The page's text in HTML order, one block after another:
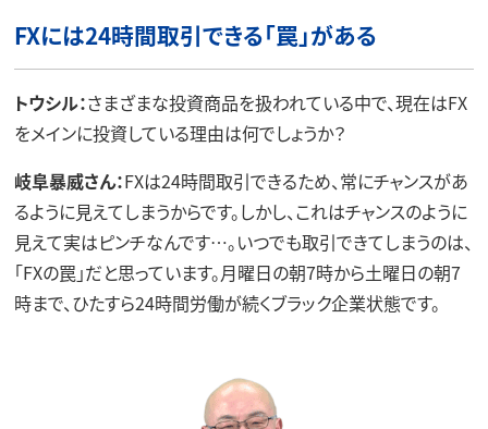
FXには24時間取引できる「罠」がある
トウシル：さまざまな投資商品を扱われている中で、現在はFX
をメインに投資している理由は何でしょうか？
岐阜暴威さん：FXは24時間取引できるため、常にチャンスがあ
るように見えてしまうからです。しかし、これはチャンスのように
見えて実はピンチなんです…。いつでも取引できてしまうのは、
「FXの罠」だと思っています。月曜日の朝7時から土曜日の朝7
時まで、ひたすら24時間労働が続くブラック企業状態です。